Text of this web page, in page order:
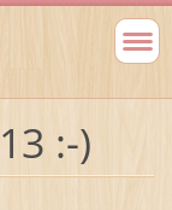
:-)